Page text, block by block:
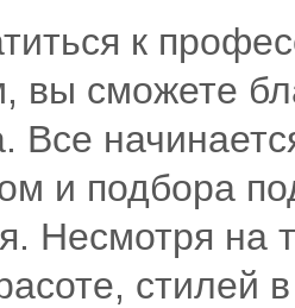
к
вы сможете
Все
и подбора
Несмотря на